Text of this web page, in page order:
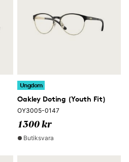
Ungdom
Oakley Doting (Youth Fit)
OY3005-0147
1300 kr
Butiksvara